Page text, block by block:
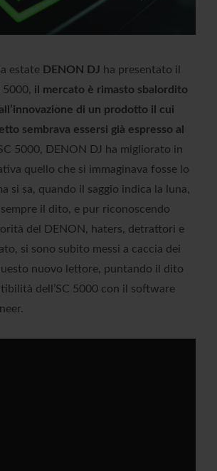
estate DENON DJ ha presentato il
5000, il mercato è rimasto sbalordito
di un prodotto il cui
sembrava essersi già espresso al
5000, DENON DJ ha migliorato in
quello che si immaginava fosse lo
si sa, quando il saggio indica la luna,
il dito, e pur riconoscendo
del DENON, haters, detrattori e
si sono subito messi a caccia dei
nuovo lettore, puntando il dito
dell’SC 5000 con il software